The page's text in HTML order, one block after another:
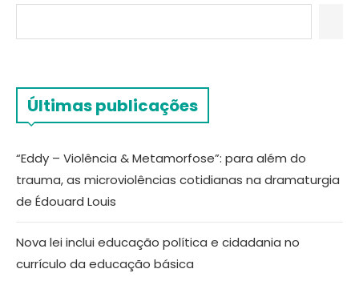
Últimas publicações
“Eddy – Violência & Metamorfose”: para além do
trauma, as microviolências cotidianas na dramaturgia
de Édouard Louis
Nova lei inclui educação política e cidadania no
currículo da educação básica